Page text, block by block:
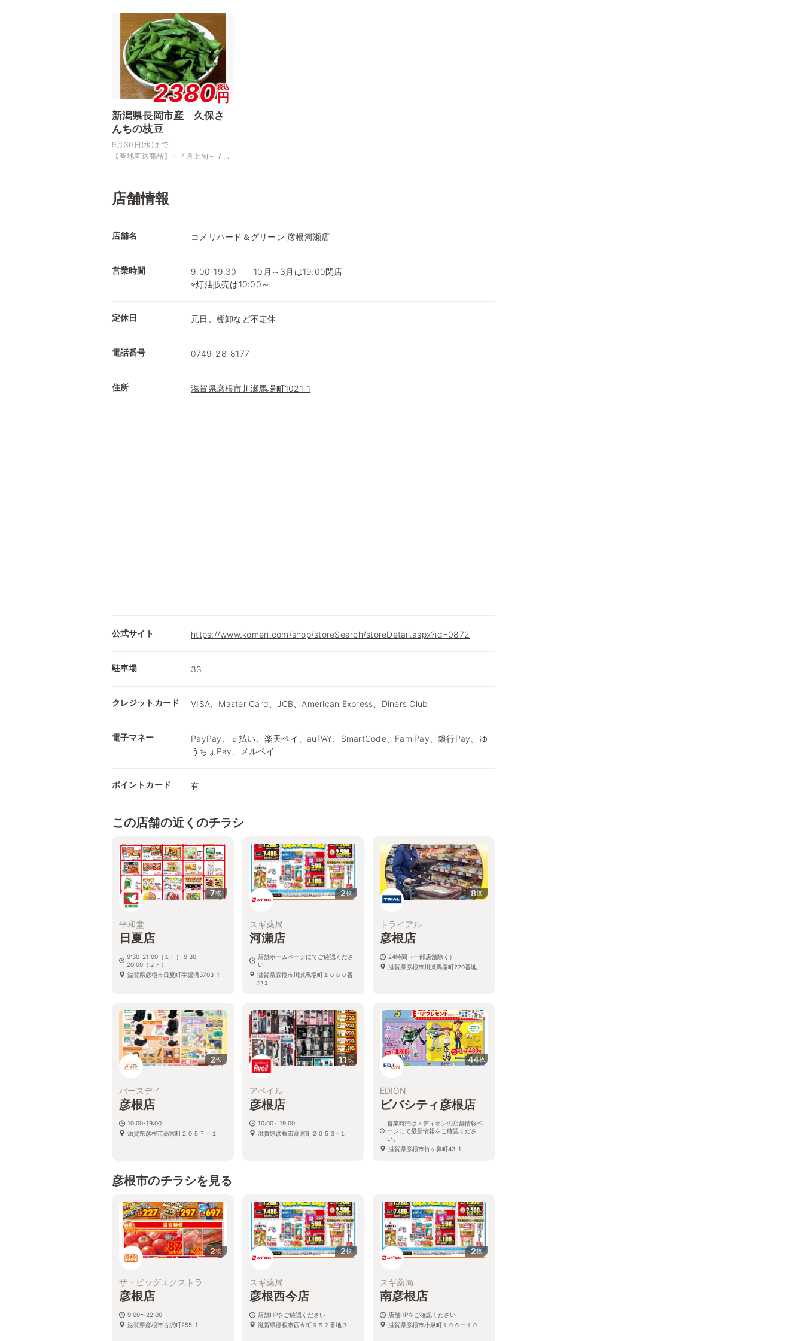
2380税込
円
新潟県長岡市産 久保さ
んちの枝豆
9月30日(水)まで
【産地直送商品】・７月上旬～７...
店舗情報
店舗名 コメリハード＆グリーン 彦根河瀬店
営業時間
9:00-19:30 10月～3月は19:00閉店
※灯油販売は10:00～
定休日 元日、棚卸など不定休
電話番号 0749-28-8177
住所 滋賀県彦根市川瀬馬場町1021-1
公式サイト https://www.komeri.com/shop/storeSearch/storeDetail.aspx?id=0872
駐車場 33
クレジットカード VISA、Master Card、JCB、American Express、Diners Club
電子マネー
PayPay、ｄ払い、楽天ペイ、auPAY、SmartCode、FamiPay、銀行Pay、ゆ
うちょPay、メルペイ
ポイントカード 有
この店舗の近くのチラシ
7枚
平和堂
日夏店
9:30-21:00（１Ｆ） 9:30-
20:00（２Ｆ）
滋賀県彦根市日夏町字堀溝3703-1
2枚
スギ薬局
河瀬店
店舗ホームページにてご確認くださ
い
滋賀県彦根市川瀬馬場町１０８０番
地１
8枚
トライアル
彦根店
24時間（一部店舗除く）
滋賀県彦根市川瀬馬場町220番地
2枚
バースデイ
彦根店
10:00-19:00
滋賀県彦根市高宮町２０５７－１
11枚
アベイル
彦根店
10:00～19:00
滋賀県彦根市高宮町２０５３−１
44枚
EDION
ビバシティ彦根店
営業時間はエディオンの店舗情報ペ
ージにて最新情報をご確認くださ
い。
滋賀県彦根市竹ヶ鼻町43-1
彦根市のチラシを見る
2枚
ザ・ビッグエクストラ
彦根店
9:00〜22:00
滋賀県彦根市古沢町255-1
2枚
スギ薬局
彦根西今店
店舗HPをご確認ください
滋賀県彦根市西今町９５２番地３
2枚
スギ薬局
南彦根店
店舗HPをご確認ください
滋賀県彦根市小泉町１０６ー１０